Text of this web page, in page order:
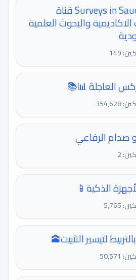
Surveys in Saudi Arabia قناة
الاكاديمية والبحوث العلمية
149
العاجلة 📊📚
صدام الرفاعي
2
الذكية📱
5,765
لتيسير التثبيت🕋